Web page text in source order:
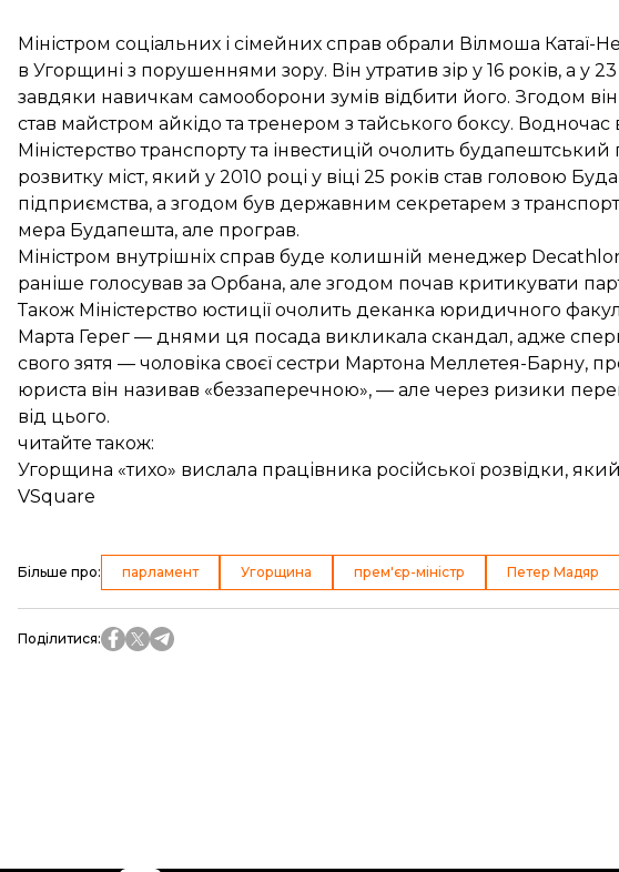
Міністром соціальних і сімейних справ обрали Вілмоша Катаї-
в Угорщині з порушеннями зору. Він утратив зір у 16 років, а у
завдяки навичкам самооборони зумів відбити його. Згодом
став майстром айкідо та тренером з тайського боксу. Водночас
Міністерство транспорту та інвестицій очолить будапештський
розвитку міст, який у 2010 році у віці 25 років став головою
підприємства, а згодом був державним секретарем з
мера Будапешта, але програв.
Міністром внутрішніх справ буде колишній менеджер
раніше голосував за Орбана, але згодом почав критикувати
Також Міністерство юстиції очолить деканка юридичного
Марта Герег — днями ця посада викликала скандал, адже
свого зятя — чоловіка своєї сестри Мартона Меллетея-Барну,
юриста він називав «беззаперечною», — але через ризики
від цього.
читайте також:
Угорщина «тихо» вислала працівника російської розвідки,
VSquare
Більше про: парламент Угорщина прем'єр-міністр Петер Мадяр
Поділитися: